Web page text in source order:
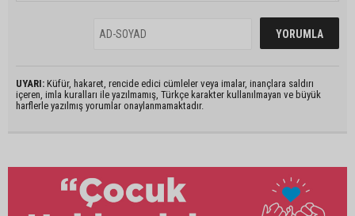
UYARI: Küfür, hakaret, rencide edici cümleler veya imalar, inançlara saldırı
içeren, imla kuralları ile yazılmamış, Türkçe karakter kullanılmayan ve büyük
harflerle yazılmış yorumlar onaylanmamaktadır.